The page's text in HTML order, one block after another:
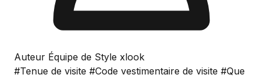
Auteur Équipe de Style xlook
#Tenue de visite #Code vestimentaire de visite #Que